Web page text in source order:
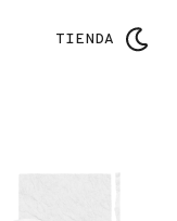
TIENDA